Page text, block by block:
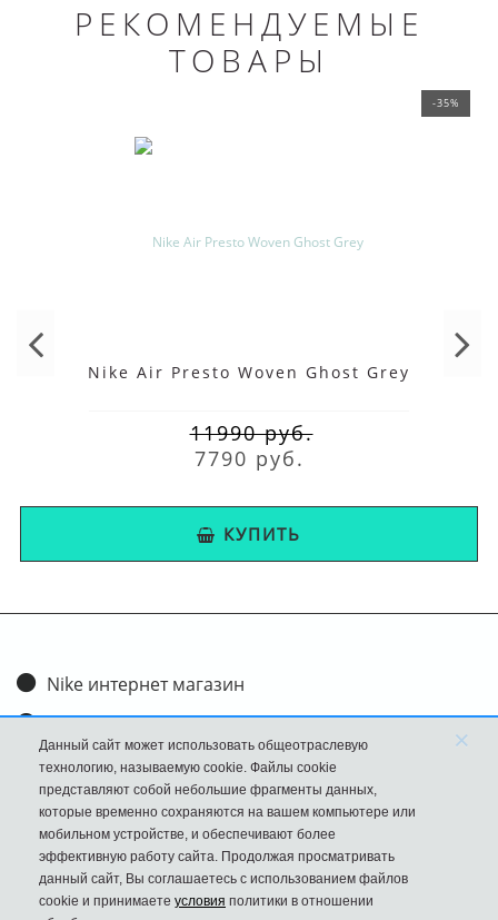
РЕКОМЕНДУЕМЫЕ
ТОВАРЫ
-35%
Nike Air Presto Woven Ghost Grey
11990 руб.
7790 руб.
КУПИТЬ
Nike интернет магазин
Доставка и оплата
Обмен и возврат
Размеры
FAQ
Новости
Данный сайт может использовать общеотраслевую
технологию, называемую cookie. Файлы cookie
представляют собой небольшие фрагменты данных,
которые временно сохраняются на вашем компьютере или
мобильном устройстве, и обеспечивают более
эффективную работу сайта. Продолжая просматривать
данный сайт, Вы соглашаетесь с использованием файлов
cookie и принимаете условия политики в отношении
×